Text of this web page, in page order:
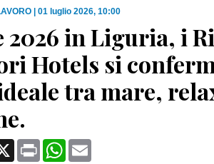
01 luglio 2026, 10:00
2026 in Liguria, i
Hotels si
tra mare,
X Print WhatsApp